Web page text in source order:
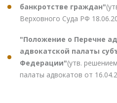
банкротстве граждан"
Верховного Суда РФ
"Положение о Перечне
адвокатской палаты
Федерации"(утв.
палаты адвокатов от